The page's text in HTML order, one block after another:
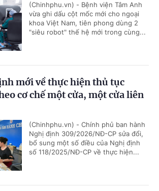
(Chinhphu.vn) - Bệnh viện Tâm Anh
vừa ghi dấu cột mốc mới cho ngoại
khoa Việt Nam, tiên phong dùng 2
"siêu robot" thế hệ mới trong cùng...
mới về thực hiện thủ tục
cơ chế một cửa, một cửa liên
(Chinhphu.vn) - Chính phủ ban hành
Nghị định 309/2026/NĐ-CP sửa đổi,
bổ sung một số điều của Nghị định
số 118/2025/NĐ-CP về thực hiện...